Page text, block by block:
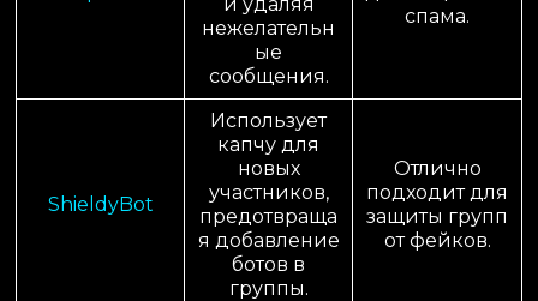
нежелательн
ые
сообщения.
спама.
ShieldyBot
Использует
капчу для
новых
участников,
предотвраща
я добавление
ботов в
группы.
Отлично
подходит для
защиты групп
от фейков.